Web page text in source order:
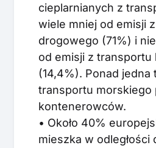
cieplarnianych z
wiele mniej od emisji
drogowego (71%) i
od emisji z transportu
(14,4%). Ponad jedna
transportu morskiego
kontenerowców.
• Około 40%
mieszka w odległości